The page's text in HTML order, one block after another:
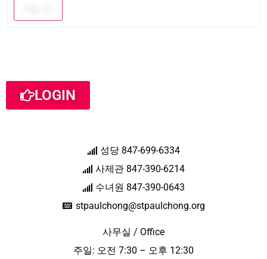
LOGIN
성당 847-699-6334
사제관 847-390-6214
수녀원 847-390-0643
stpaulchong@stpaulchong.org
사무실 / Office
주일: 오전 7:30 – 오후 12:30